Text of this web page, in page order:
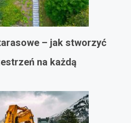
– jak stworzyć
na każdą